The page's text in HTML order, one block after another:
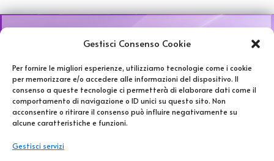
Gestisci Consenso Cookie
Per fornire le migliori esperienze, utilizziamo tecnologie come i cookie
per memorizzare e/o accedere alle informazioni del dispositivo. Il
consenso a queste tecnologie ci permetterà di elaborare dati come il
comportamento di navigazione o ID unici su questo sito. Non
acconsentire o ritirare il consenso può influire negativamente su
alcune caratteristiche e funzioni.
Gestisci servizi
350.0690371
info@studiofluidamente.it
dr.fmartini@gmail.com
niccolo.cassina@gmail.com